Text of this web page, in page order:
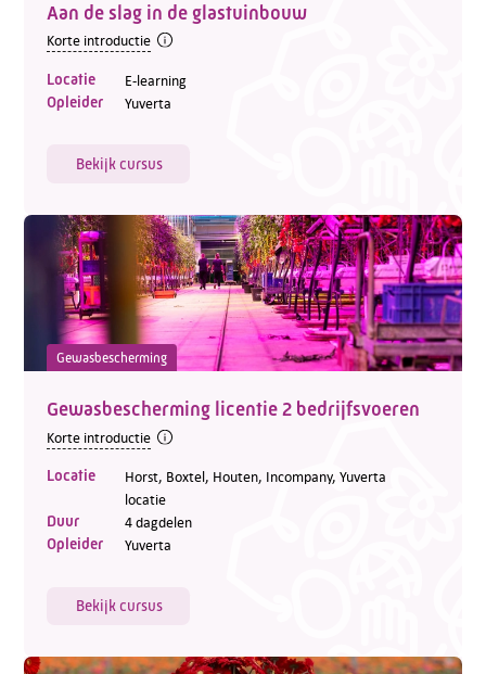
Aan de slag in de glastuinbouw
Korte introductie
Locatie E-learning
Opleider Yuverta
Bekijk cursus
Gewasbescherming
Gewasbescherming licentie 2 bedrijfsvoeren
Korte introductie
Locatie
Horst, Boxtel, Houten, Incompany, Yuverta
locatie
Duur 4 dagdelen
Opleider Yuverta
Bekijk cursus